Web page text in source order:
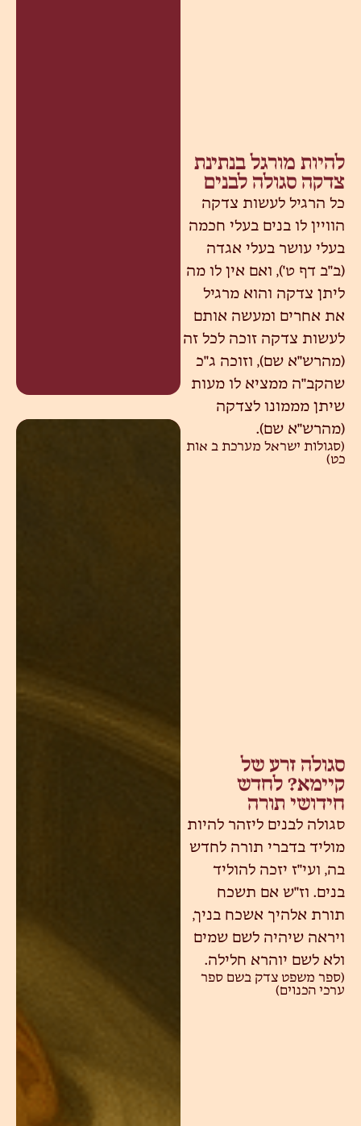
להיות מורגל בנתינת
צדקה סגולה לבנים
כל הרגיל לעשות צדקה
הוויין לו בנים בעלי חכמה
בעלי עושר בעלי אגדה
(ב"ב דף ט'), ואם אין לו מה
ליתן צדקה והוא מרגיל
את אחרים ומעשה אותם
לעשות צדקה זוכה לכל זה
(מהרש"א שם), וזוכה ג"כ
שהקב"ה ממציא לו מעות
שיתן מממונו לצדקה
(מהרש"א שם).
(סגולות ישראל מערכת ב אות
כט)
סגולה זרע של
קיימא? לחדש
חידושי תורה
סגולה לבנים ליזהר להיות
מוליד בדברי תורה לחדש
בה, ועי"ז יזכה להוליד
בנים. וז"ש אם תשכח
תורת אלהיך אשכח בניך,
ויראה שיהיה לשם שמים
ולא לשם יוהרא חלילה.
(ספר משפט צדק בשם ספר
ערכי הכנוים)